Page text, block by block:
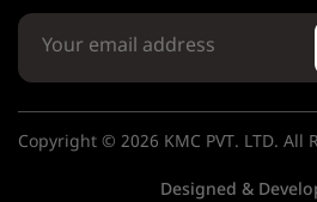
Copyright © 2026 KMC PVT. LTD. All
Designed &